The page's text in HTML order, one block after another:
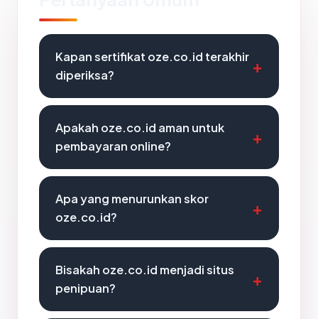
Kapan sertifikat oze.co.id terakhir
diperiksa?
Apakah oze.co.id aman untuk
pembayaran online?
Apa yang menurunkan skor
oze.co.id?
Bisakah oze.co.id menjadi situs
penipuan?